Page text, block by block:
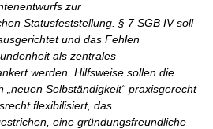
zur
Statusfeststellung. § 7 SGB IV soll
und das Fehlen
als zentrales
werden. Hilfsweise sollen die
Selbständigkeit“ praxisgerecht
flexibilisiert, das
eine gründungsfreundliche